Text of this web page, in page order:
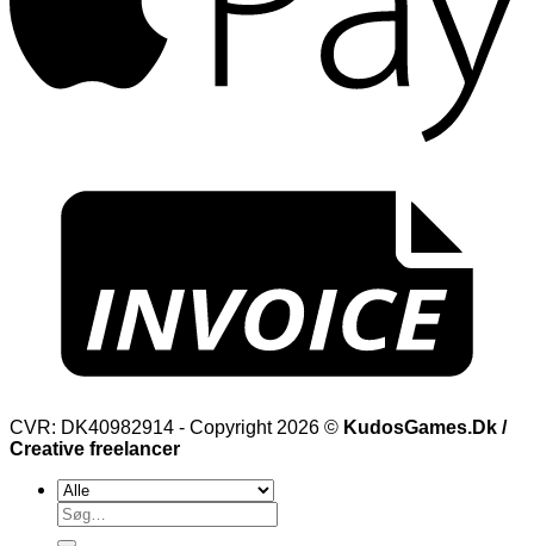
CVR: DK40982914 - Copyright 2026 © KudosGames.Dk /
Creative freelancer
Søg
efter: